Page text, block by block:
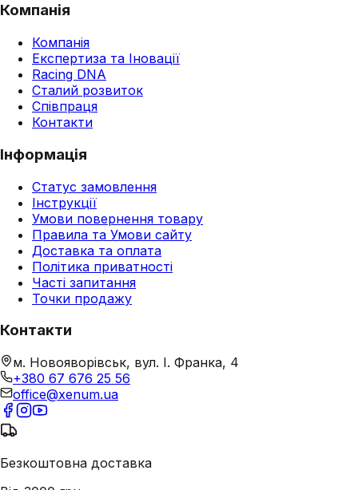
Компанія
Компанія
Експертиза та Іновації
Racing DNA
Сталий розвиток
Співпраця
Контакти
Інформація
Статус замовлення
Інструкції
Умови повернення товару
Правила та Умови сайту
Доставка та оплата
Політика приватності
Часті запитання
Точки продажу
Контакти
м. Новояворівськ, вул. І. Франка, 4
+380 67 676 25 56
office@xenum.ua
Безкоштовна доставка